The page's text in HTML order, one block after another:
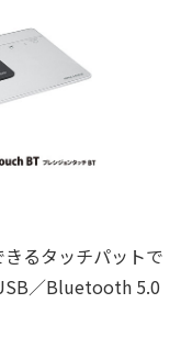
るタッチパットで
／Bluetooth 5.0